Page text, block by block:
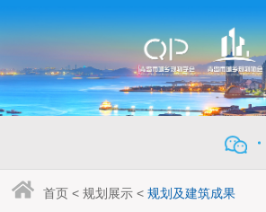
首页 <规划展示 <规划及建筑成果